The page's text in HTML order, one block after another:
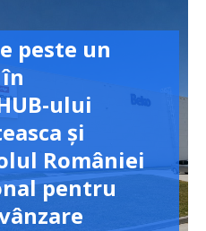
peste un
ului
și
României
pentru